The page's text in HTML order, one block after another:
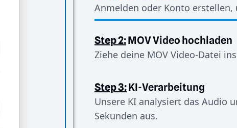
Anmelden oder Konto erstellen,
Step 2:MOV Video hochladen
Ziehe deine MOV Video-Datei
Step 3:KI-Verarbeitung
Unsere KI analysiert das Audio
Sekunden aus.